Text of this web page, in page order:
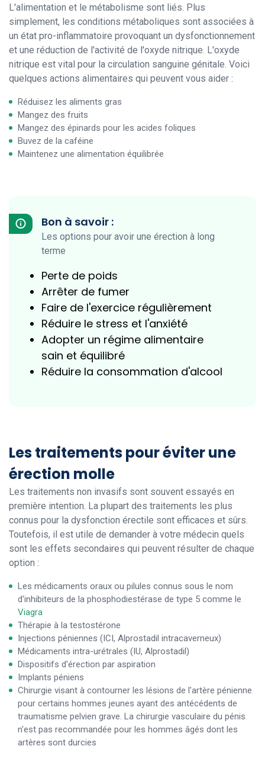
L'alimentation et le métabolisme sont liés. Plus
simplement, les conditions métaboliques sont associées à
un état pro-inflammatoire provoquant un dysfonctionnement
et une réduction de l'activité de l'oxyde nitrique. L'oxyde
nitrique est vital pour la circulation sanguine génitale. Voici
quelques actions alimentaires qui peuvent vous aider :
Réduisez les aliments gras
Mangez des fruits
Mangez des épinards pour les acides foliques
Buvez de la caféine
Maintenez une alimentation équilibrée
Bon à savoir :
Les options pour avoir une érection à long
terme
Perte de poids
Arrêter de fumer
Faire de l'exercice régulièrement
Réduire le stress et l'anxiété
Adopter un régime alimentaire
sain et équilibré
Réduire la consommation d'alcool
Les traitements pour éviter une
érection molle
Les traitements non invasifs sont souvent essayés en
première intention. La plupart des traitements les plus
connus pour la dysfonction érectile sont efficaces et sûrs.
Toutefois, il est utile de demander à votre médecin quels
sont les effets secondaires qui peuvent résulter de chaque
option :
Les médicaments oraux ou pilules connus sous le nom
d'inhibiteurs de la phosphodiestérase de type 5 comme le
Viagra
Thérapie à la testostérone
Injections péniennes (ICI, Alprostadil intracaverneux)
Médicaments intra-urétrales (IU, Alprostadil)
Dispositifs d'érection par aspiration
Implants péniens
Chirurgie visant à contourner les lésions de l'artère pénienne
pour certains hommes jeunes ayant des antécédents de
traumatisme pelvien grave. La chirurgie vasculaire du pénis
n'est pas recommandée pour les hommes âgés dont les
artères sont durcies